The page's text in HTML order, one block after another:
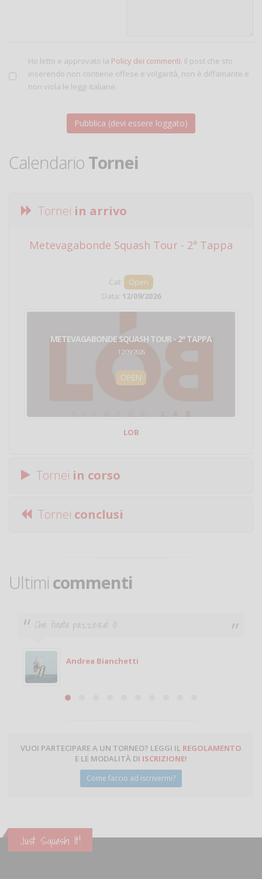
Ho letto e approvato la Policy dei commenti. Il post che sto
inserendo non contiene offese e volgarità, non è diffamante e
non viola le leggi italiane.
Calendario Tornei
Tornei in arrivo
Metevagabonde Squash Tour - 2ª Tappa
Cat:
Open
Data: 12/09/2026
METEVAGABONDE SQUASH TOUR - 2ª TAPPA
12/09/2026
OPEN
LOB
Tornei in corso
Tornei conclusi
Ultimi commenti
Ciao. Sono a Treviglio da poco e vorrei tornare a
giocare. Se sei in zona e puoi giocare fammi sapere.
Michele
Michele Miglionico
VUOI PARTECIPARE A UN TORNEO? LEGGI IL REGOLAMENTO
E LE MODALITÀ DI ISCRIZIONE!
Come faccio ad iscrivermi?
Just Squash It!